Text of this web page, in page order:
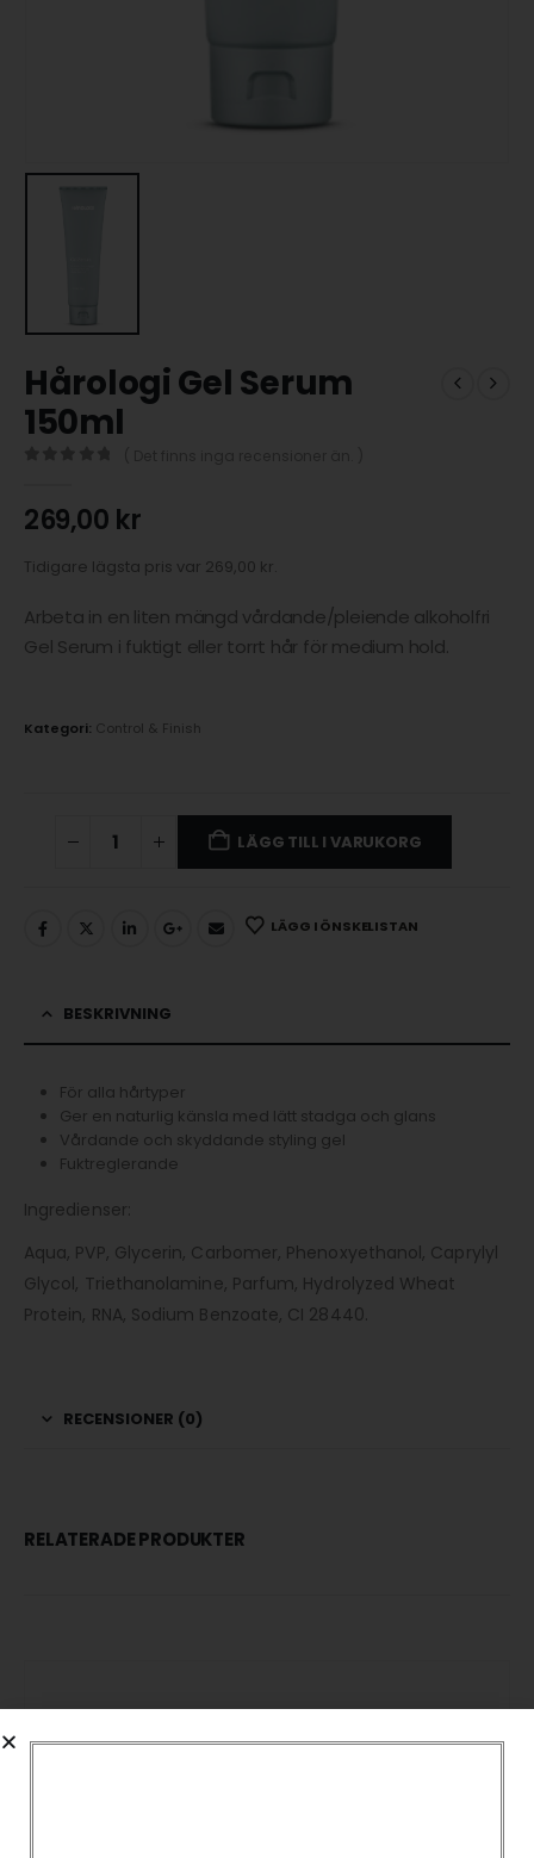
Hårologi Gel Serum
150ml
269,00 kr
Tidigare lägsta pris var 269,00 kr
Arbeta in en liten mängd vårdande/pleiende alkoholfri
Gel Serum i fuktigt eller torrt hår för medium hold.
Kategori: Control & Finish
LÄGG TILL I VARUKORG
LÄGG I ÖNSKELISTAN
BESKRIVNING
För alla hårtyper
Ger en naturlig känsla med lätt stadga och glans
Vårdande och skyddande styling gel
Fuktreglerande
Ingredienser:
Aqua, PVP, Glycerin, Carbomer, Phenoxyethanol, Caprylyl
Glycol, Triethanolamine, Parfum, Hydrolyzed Wheat
Protein, RNA, Sodium Benzoate, CI 28440.
RECENSIONER (0)
RELATERADE PRODUKTER